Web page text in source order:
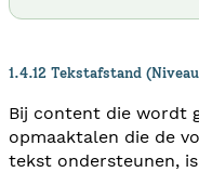
1.4.12 Tekstafstand
Bij content die wordt
opmaaktalen die de
tekst ondersteunen,